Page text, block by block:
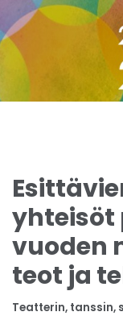
vuoden
teot ja
Teatterin, tanssin,